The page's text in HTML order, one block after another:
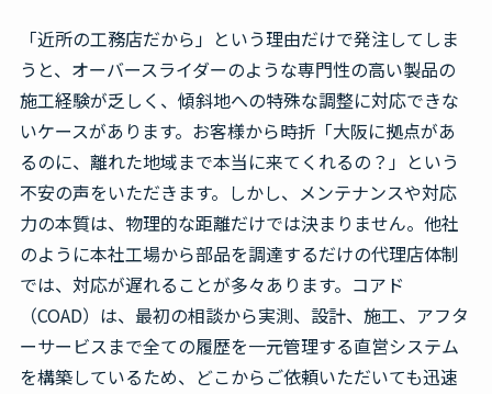
「近所の工務店だから」という理由だけで発注してしま
うと、オーバースライダーのような専門性の高い製品の
施工経験が乏しく、傾斜地への特殊な調整に対応できな
いケースがあります。お客様から時折「大阪に拠点があ
るのに、離れた地域まで本当に来てくれるの？」という
不安の声をいただきます。しかし、メンテナンスや対応
力の本質は、物理的な距離だけでは決まりません。他社
のように本社工場から部品を調達するだけの代理店体制
では、対応が遅れることが多々あります。コアド
（COAD）は、最初の相談から実測、設計、施工、アフタ
ーサービスまで全ての履歴を一元管理する直営システム
を構築しているため、どこからご依頼いただいても迅速